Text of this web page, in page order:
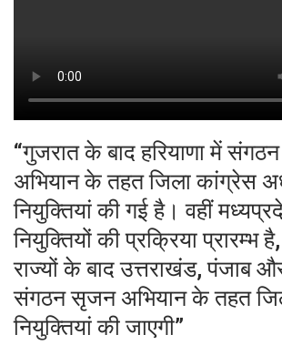
“गुजरात के बाद हरियाणा में
अभियान के तहत जिला कांग्रेस
नियुक्तियां की गई है। वहीं
नियुक्तियों की प्रक्रिया प्रारम्भ
राज्यों के बाद उत्तराखंड, पंजाब
संगठन सृजन अभियान के तहत
नियुक्तियां की जाएगी”